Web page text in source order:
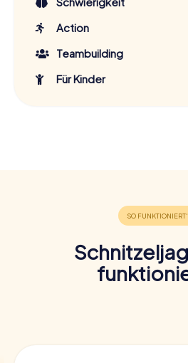
Action
Teambuilding
Für Kinder